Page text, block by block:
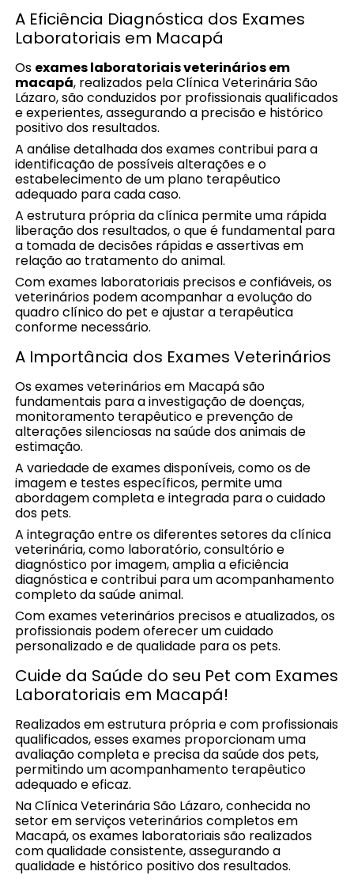
A Eficiência Diagnóstica dos Exames
Laboratoriais em Macapá
Os exames laboratoriais veterinários em
macapá, realizados pela Clínica Veterinária São
Lázaro, são conduzidos por profissionais qualificados
e experientes, assegurando a precisão e histórico
positivo dos resultados.
A análise detalhada dos exames contribui para a
identificação de possíveis alterações e o
estabelecimento de um plano terapêutico
adequado para cada caso.
A estrutura própria da clínica permite uma rápida
liberação dos resultados, o que é fundamental para
a tomada de decisões rápidas e assertivas em
relação ao tratamento do animal.
Com exames laboratoriais precisos e confiáveis, os
veterinários podem acompanhar a evolução do
quadro clínico do pet e ajustar a terapêutica
conforme necessário.
A Importância dos Exames Veterinários
Os exames veterinários em Macapá são
fundamentais para a investigação de doenças,
monitoramento terapêutico e prevenção de
alterações silenciosas na saúde dos animais de
estimação.
A variedade de exames disponíveis, como os de
imagem e testes específicos, permite uma
abordagem completa e integrada para o cuidado
dos pets.
A integração entre os diferentes setores da clínica
veterinária, como laboratório, consultório e
diagnóstico por imagem, amplia a eficiência
diagnóstica e contribui para um acompanhamento
completo da saúde animal.
Com exames veterinários precisos e atualizados, os
profissionais podem oferecer um cuidado
personalizado e de qualidade para os pets.
Cuide da Saúde do seu Pet com Exames
Laboratoriais em Macapá!
Realizados em estrutura própria e com profissionais
qualificados, esses exames proporcionam uma
avaliação completa e precisa da saúde dos pets,
permitindo um acompanhamento terapêutico
adequado e eficaz.
Na Clínica Veterinária São Lázaro, conhecida no
setor em serviços veterinários completos em
Macapá, os exames laboratoriais são realizados
com qualidade consistente, assegurando a
qualidade e histórico positivo dos resultados.